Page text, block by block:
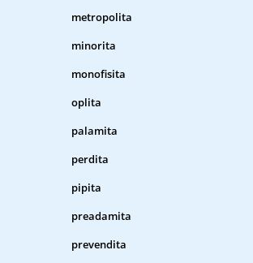
metropolita
minorita
monofisita
oplita
palamita
perdita
pipita
preadamita
prevendita